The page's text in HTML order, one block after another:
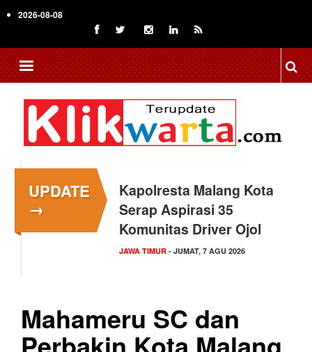
to
content
2026-08-08
UPDATE
→
Kapolresta Malang Kota
Serap Aspirasi 35
Komunitas Driver Ojol
JAWA TIMUR - JUMAT, 7 AGU 2026
Mahameru SC dan
Perbakin Kota Malang